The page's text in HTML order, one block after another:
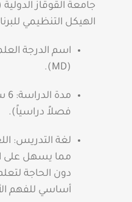
الهيكل التنظيمي
اسم الدرجة
(MD).
فصلاً دراسياً).
لغة التدريس:
مما يسهل على
دون الحاجة
أساسي للفهم